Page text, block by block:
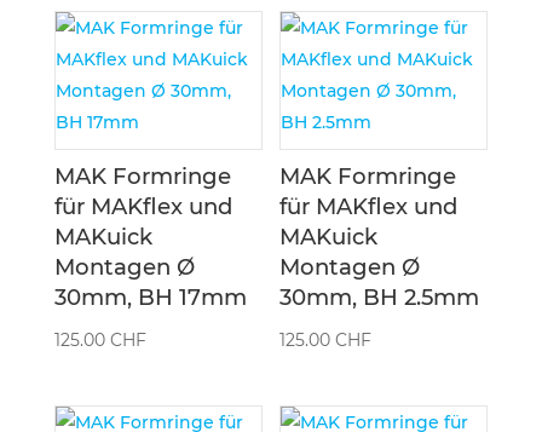
MAK Formringe
für MAKflex und
MAKuick
Montagen Ø
30mm, BH 17mm
125.00 CHF
MAK Formringe
für MAKflex und
MAKuick
Montagen Ø
30mm, BH 2.5mm
125.00CHF